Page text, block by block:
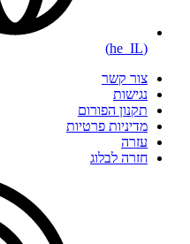
(he_IL)
צור קשר
נגישות
תקנון הפורום
מדיניות פרטיות
עזרה
חזרה לבלוג